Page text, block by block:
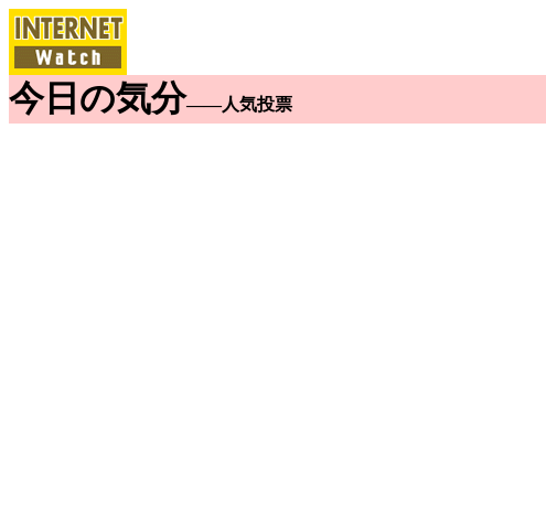
今日の気分――人気投票